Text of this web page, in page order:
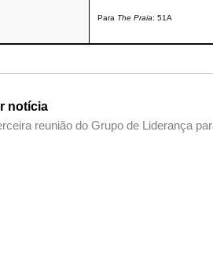
Para The Praia: 51A
notícia
reunião do Grupo de Liderança